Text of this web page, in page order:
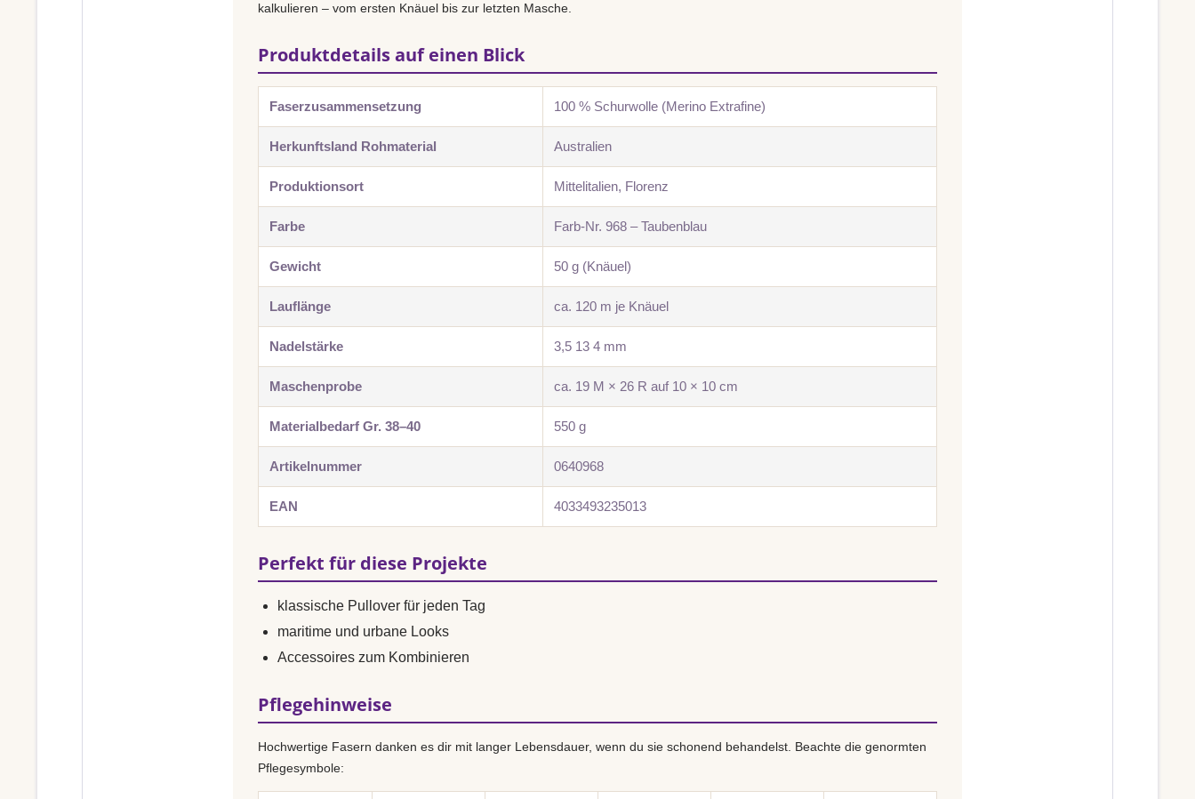
kalkulieren – vom ersten Knäuel bis zur letzten Masche.
Produktdetails auf einen Blick
Faserzusammensetzung 100 % Schurwolle (Merino Extrafine)
Herkunftsland Rohmaterial Australien
Produktionsort Mittelitalien, Florenz
Farbe Farb-Nr. 968 – Taubenblau
Gewicht 50 g (Knäuel)
Lauflänge ca. 120 m je Knäuel
Nadelstärke 3,5 13 4 mm
Maschenprobe ca. 19 M × 26 R auf 10 × 10 cm
Materialbedarf Gr. 38–40 550 g
Artikelnummer 0640968
EAN 4033493235013
Perfekt für diese Projekte
klassische Pullover für jeden Tag
maritime und urbane Looks
Accessoires zum Kombinieren
Pflegehinweise
Hochwertige Fasern danken es dir mit langer Lebensdauer, wenn du sie schonend behandelst. Beachte die genormten
Pflegesymbole: